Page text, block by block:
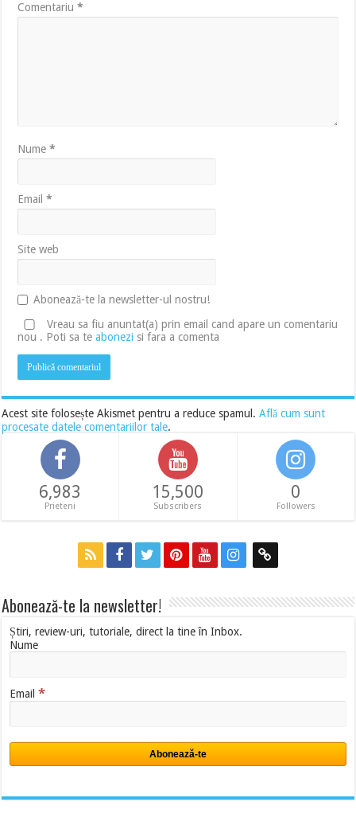
Comentariu*
Nume*
Email*
Site web
Abonează-te la newsletter-ul nostru!
Vreau sa fiu anuntat(a) prin email cand apare un comentariu
nou . Poti sa teabonezi si fara a comenta
Acest site folosește Akismet pentru a reduce spamul.Află cum sunt
procesate datele comentariilor tale.
6,983
Prieteni
15,500
Subscribers
0
Followers
Abonează-te la newsletter!
Știri, review-uri, tutoriale, direct la tine în Inbox.
Nume
Email*